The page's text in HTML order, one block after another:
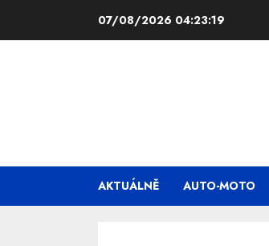
07/08/2026 04:23:20
AKTUÁLNĚ AUTO-MOTO